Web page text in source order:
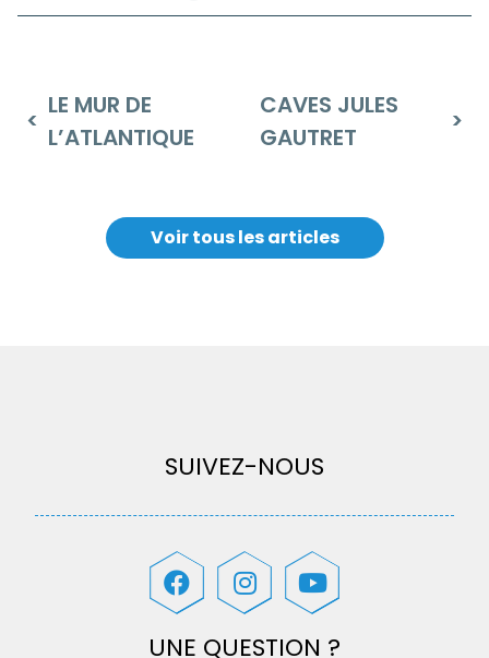
LE MUR DE
L’ATLANTIQUE
CAVES JULES
GAUTRET
Voir tous les articles
SUIVEZ-NOUS
UNE QUESTION ?